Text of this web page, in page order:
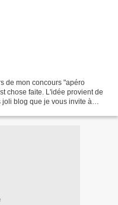
de mon concours "apéro
chose faite. L'idée provient de
blog que je vous invite à